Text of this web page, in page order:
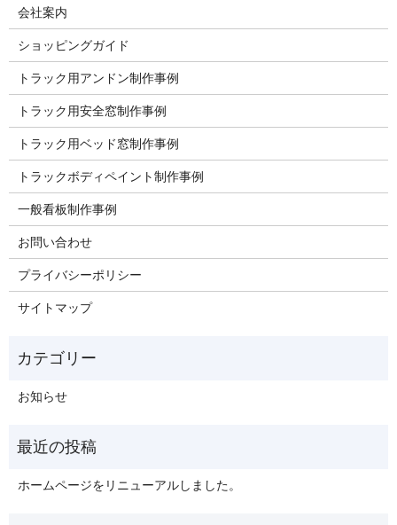
会社案内
ショッピングガイド
トラック用アンドン制作事例
トラック用安全窓制作事例
トラック用ベッド窓制作事例
トラックボディペイント制作事例
一般看板制作事例
お問い合わせ
プライバシーポリシー
サイトマップ
お知らせ
ホームページをリニューアルしました。